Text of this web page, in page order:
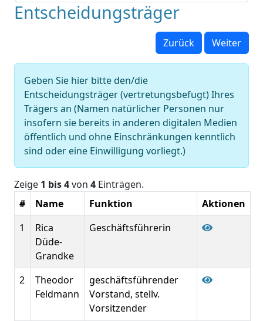
Entscheidungsträger
Zurück Weiter
Geben Sie hier bitte den/die
Entscheidungsträger (vertretungsbefugt) Ihres
Trägers an (Namen natürlicher Personen nur
insofern sie bereits in anderen digitalen Medien
öffentlich und ohne Einschränkungen kenntlich
sind oder eine Einwilligung vorliegt.)
Zeige 1 bis 4von 4 Einträgen.
#
Name Funktion
Aktionen
1
Rica
Düde-
Grandke
Geschäftsführerin
2
Theodor
Feldmann
geschäftsführender
Vorstand, stellv.
Vorsitzender